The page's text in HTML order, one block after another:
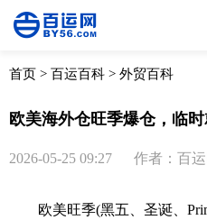
首页 > 百运百科 > 外贸百科
欧美海外仓旺季爆仓，临
2026-05-25 09:27 作者：百运
欧美旺季(黑五、圣诞、